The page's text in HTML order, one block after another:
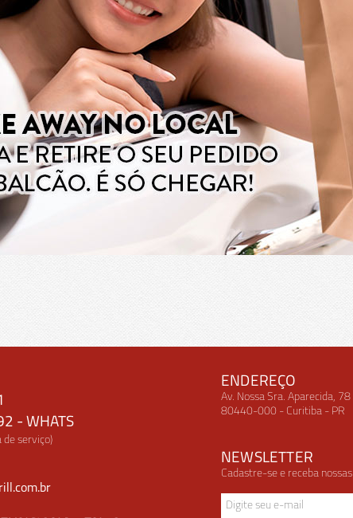
- WHATS
de serviço)
ENDEREÇO
Av. Nossa Sra. Aparecida,
80440-000 - Curitiba - PR
NEWSLETTER
Cadastre-se e receba